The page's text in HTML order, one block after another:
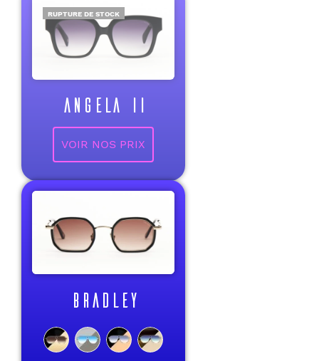
RUPTURE DE STOCK
ANGELA II
VOIR NOS PRIX
BRADLEY